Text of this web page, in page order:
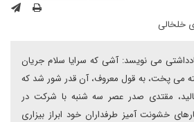
خلخالی
می نویسد: آشی که سرایا سلام جریان
پخت، به قول معروف، آن قدر شور شد که
مقتدی صدر عصر سه شنبه با شرکت در
خشونت آمیز طرفداران خود ابراز بیزاری